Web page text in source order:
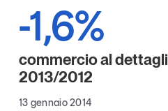
Leggi il magazine
-1,6%
commercio al
2013/2012
13 gennaio 2014